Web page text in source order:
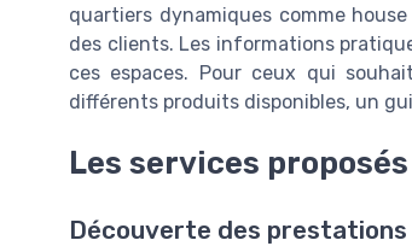
quartiers dynamiques comme
des clients. Les informations
ces espaces. Pour ceux qui
différents produits disponibles, un
Les services
Découverte des prestations